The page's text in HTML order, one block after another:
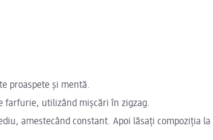
proaspete și mentă.
farfurie, utilizând mișcări în zigzag.
amestecând constant. Apoi lăsați compoziția la